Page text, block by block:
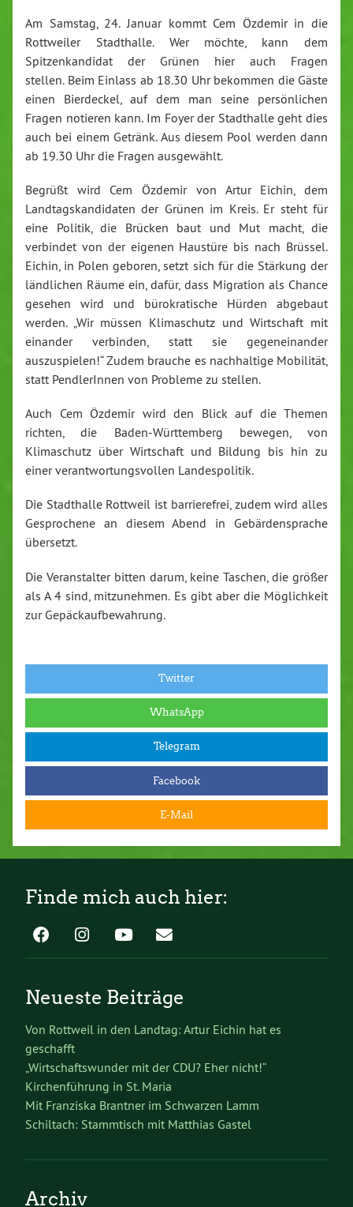
Am Samstag, 24. Januar kommt Cem Özdemir in die
Rottweiler Stadthalle. Wer möchte, kann dem
Spitzenkandidat der Grünen hier auch Fragen
stellen. Beim Einlass ab 18.30 Uhr bekommen die Gäste
einen Bierdeckel, auf dem man seine persönlichen
Fragen notieren kann. Im Foyer der Stadthalle geht dies
auch bei einem Getränk. Aus diesem Pool werden dann
ab 19.30 Uhr die Fragen ausgewählt.
Begrüßt wird Cem Özdemir von Artur Eichin, dem
Landtagskandidaten der Grünen im Kreis. Er steht für
eine Politik, die Brücken baut und Mut macht, die
verbindet von der eigenen Haustüre bis nach Brüssel.
Eichin, in Polen geboren, setzt sich für die Stärkung der
ländlichen Räume ein, dafür, dass Migration als Chance
gesehen wird und bürokratische Hürden abgebaut
werden. „Wir müssen Klimaschutz und Wirtschaft mit
einander verbinden, statt sie gegeneinander
auszuspielen!“ Zudem brauche es nachhaltige Mobilität,
statt PendlerInnen von Probleme zu stellen.
Auch Cem Özdemir wird den Blick auf die Themen
richten, die Baden-Württemberg bewegen, von
Klimaschutz über Wirtschaft und Bildung bis hin zu
einer verantwortungsvollen Landespolitik.
Die Stadthalle Rottweil ist barrierefrei, zudem wird alles
Gesprochene an diesem Abend in Gebärdensprache
übersetzt.
Die Veranstalter bitten darum, keine Taschen, die größer
als A 4 sind, mitzunehmen. Es gibt aber die Möglichkeit
zur Gepäckaufbewahrung.
Twitter
WhatsApp
Telegram
Facebook
E-Mail
Finde mich auch hier:
Neueste Beiträge
Von Rottweil in den Landtag: Artur Eichin hat es
geschafft
„Wirtschaftswunder mit der CDU? Eher nicht!“
Kirchenführung in St. Maria
Mit Franziska Brantner im Schwarzen Lamm
Schiltach: Stammtisch mit Matthias Gastel
Archiv